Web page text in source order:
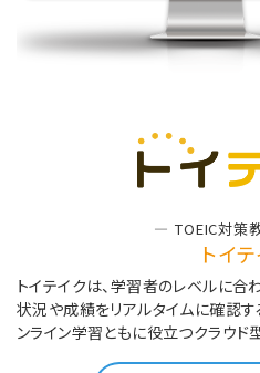
TOEIC対策
トイ
トイテイクは、学習者のレベルに合
状況や成績をリアルタイムに確認す
ンライン学習ともに役立つクラウド